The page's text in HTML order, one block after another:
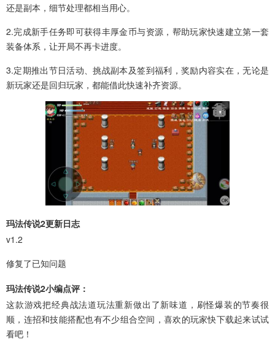
还是副本，细节处理都相当用心。
2.完成新手任务即可获得丰厚金币与资源，帮助玩家快速建立第一套
装备体系，让开局不再卡进度。
3.定期推出节日活动、挑战副本及签到福利，奖励内容实在，无论是
新玩家还是回归玩家，都能借此快速补齐资源。
玛法传说2更新日志
v1.2
修复了已知问题
玛法传说2小编点评：
这款游戏把经典战法道玩法重新做出了新味道，刷怪爆装的节奏很
顺，连招和技能搭配也有不少组合空间，喜欢的玩家快下载起来试试
看吧！